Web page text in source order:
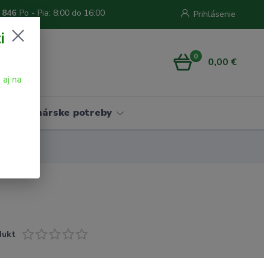
Prihlásenie
Po - Pia: 8:00 do 16:00
0 0,00 €
Vinárske potreby
na